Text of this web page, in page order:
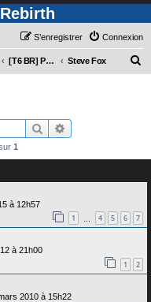
Connexion
S’enregistrer
[T6 BR] Personnages Steve Fox
e
r
Rechercher
1
à 12h57
1 4 5 6 7
à 21h00
1 2
2010 à 15h22